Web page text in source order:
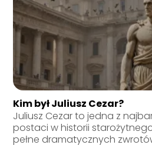
Kim był Juliusz Cezar?
Juliusz Cezar to jedna z
postaci w historii
pełne dramatycznych